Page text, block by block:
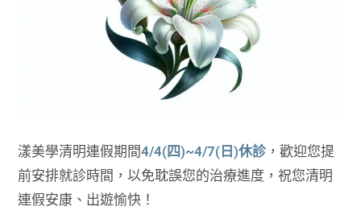
漾美學清明連假期間4/4(四)~4/7(日)休診，歡迎您提
前安排就診時間，以免耽誤您的治療進度，祝您清明
連假安康、出遊愉快！